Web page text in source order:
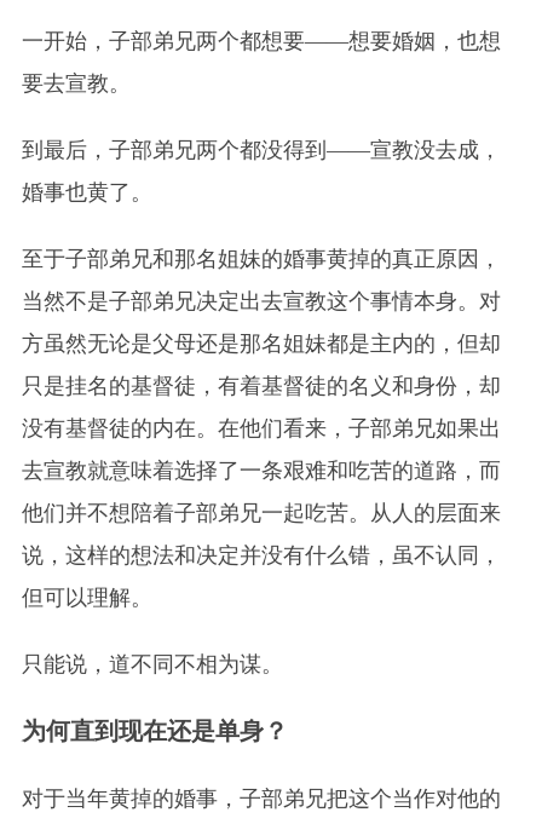
一开始，子部弟兄两个都想要——想要婚姻，也想
要去宣教。
到最后，子部弟兄两个都没得到——宣教没去成，
婚事也黄了。
至于子部弟兄和那名姐妹的婚事黄掉的真正原因，
当然不是子部弟兄决定出去宣教这个事情本身。对
方虽然无论是父母还是那名姐妹都是主内的，但却
只是挂名的基督徒，有着基督徒的名义和身份，却
没有基督徒的内在。在他们看来，子部弟兄如果出
去宣教就意味着选择了一条艰难和吃苦的道路，而
他们并不想陪着子部弟兄一起吃苦。从人的层面来
说，这样的想法和决定并没有什么错，虽不认同，
但可以理解。
只能说，道不同不相为谋。
为何直到现在还是单身？
对于当年黄掉的婚事，子部弟兄把这个当作对他的